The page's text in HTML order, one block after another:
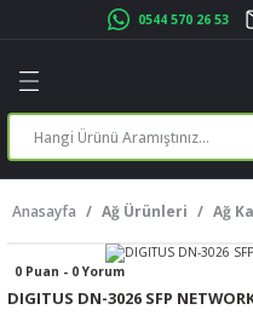
0544 570 26 53
Geri Dön
Geri Dön
Geri Dön
Yazıcı
Geri Dön
Geri Dön
Geri Dön
Geri Dön
Geri Dön
Anasayfa Ağ Ürünleri Ağ
0 Puan - 0 Yorum
DIGITUS DN-3026 SFP